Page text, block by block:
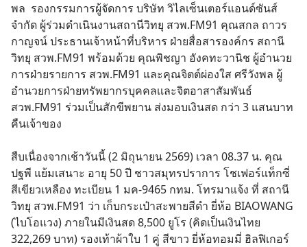
พล  รองกรรมการผู้จัดการ บริษัท วิไลเซ็นเตอร์แอนด์ซันส์
จำกัด ผู้ร่วมดำเนินงานสถานีวิทยุ สวพ.FM91 คุณสกล ถาวร
กาญจน์ ประธานเจ้าหน้าที่บริหาร ฝ่ายสื่อสารองค์กร สถานี
วิทยุ สวพ.FM91 พร้อมด้วย คุณพิชญา อังคทะวานิช ผู้อำนวย
การฝ่ายรายการ สวพ.FM91 และคุณจิตต์ผ่องใส ศรีวังพล ผู้
อำนวยการฝ่ายทรัพยากรบุคคลเเละจิตอาสาสัมพันธ์
สวพ.FM91 ร่วมเป็นสักขีพยาน ส่งมอบเงินสด กว่า 3 แสนบาท
คืนเจ้าของ
สืบเนื่องจากเช้าวันนี้ (2 มิถุนายน 2569) เวลา 08.37 น. คุณ
ปฐพี แย้มเสนาะ อายุ 50 ปี ชาวสมุทรปราการ โชเฟอร์แท็กซี่
สีเขียวเหลือง ทะเบียน 1 มค-9465 กทม. โทรมาแจ้ง ที่ สถานี
วิทยุ สวพ.FM91 ว่า เก็บกระเป๋าสะพายสีดำ ยี่ห้อ BIAOWANG
(ไบโอแวง) ภายในมีเงินสด 8,500 ยูโร (คิดเป็นเงินไทย
322,269 บาท) รองเท้าผ้าใบ 1 คู่ สีขาว ยี่ห้อทอมมี่ ฮิลฟิเกอร์